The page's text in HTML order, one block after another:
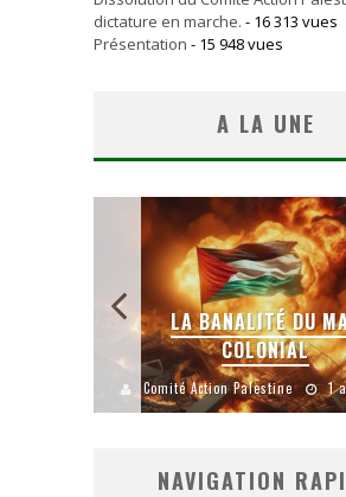
dictature en marche. - 16 313 vues
Présentation - 15 948 vues
A LA UNE
LA BANALITÉ DU
COLONIAL
Comité Action Palestine 1
NAVIGATION